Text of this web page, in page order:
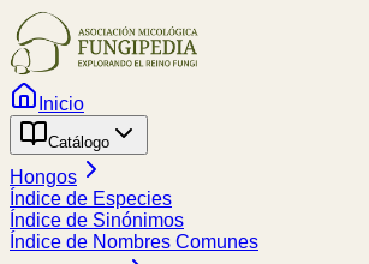
Inicio
Catálogo
Hongos
Índice de Especies
Índice de Sinónimos
Índice de Nombres Comunes